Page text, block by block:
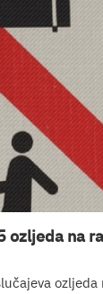
ozljeda na